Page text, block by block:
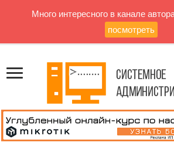
Много интересного в канале
посмотреть